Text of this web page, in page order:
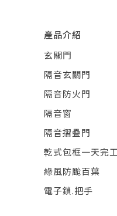
產品介紹
玄關門
隔音玄關門
隔音防火門
隔音窗
隔音摺疊門
乾式包框一天完
綠風防颱百葉
電子鎖.把手